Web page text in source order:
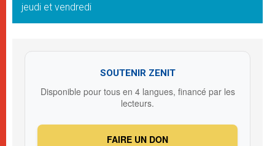
jeudi et vendredi
SOUTENIR ZENIT
Disponible pour tous en 4 langues, financé par les
lecteurs.
FAIRE UN DON